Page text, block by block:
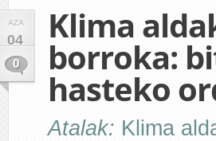
AZA
04
0
Klima
borroka:
hasteko
Atalak: Klima